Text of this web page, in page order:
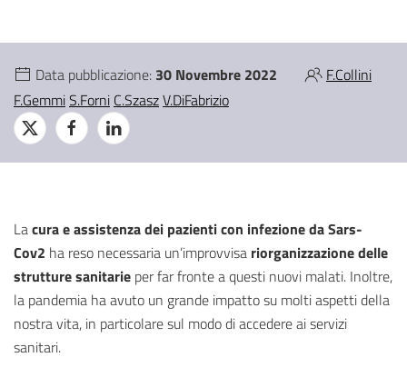
Data pubblicazione: 30 Novembre 2022
F.Collini
F.GemmiS.Forni C.SzaszV.DiFabrizio
Lacura e assistenza dei pazienti con infezione da Sars-
Cov2 ha reso necessaria un’improvvisa riorganizzazione delle
strutture sanitarie per far fronte a questi nuovi malati. Inoltre,
la pandemia ha avuto un grande impatto su molti aspetti della
nostra vita, in particolare sul modo di accedere ai servizi
sanitari.